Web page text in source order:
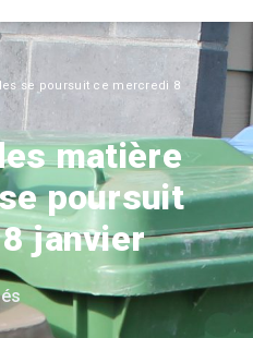
se poursuit ce mercredi 8
matière
poursuit
janvier